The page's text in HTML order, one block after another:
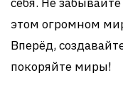
этом огромном
Вперёд,
покоряйте миры!